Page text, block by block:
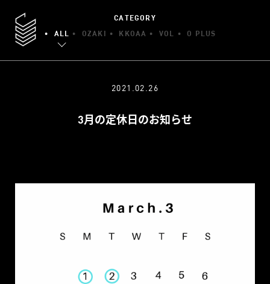
CATEGORY
ALL
OZAKI KKOAA VOL O PLUS
2021.02.26
3月の定休日のお知らせ